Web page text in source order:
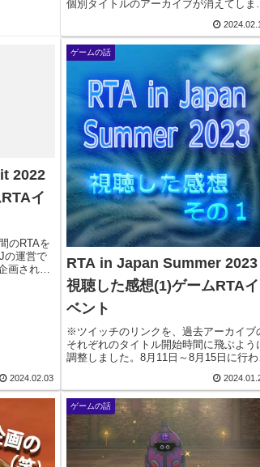
個別タイトルのアーカイブが消えてしまっ
視聴した感想その２リアルタイムで視聴
ていたのですが、バタ...
2022
イ
のRTAを
の運営で
画された
2024.02.03
ゲームの話
RTA in Japan Summer 2023
視聴した感想(1)ゲームRTAイ
ベント
※ツイッチのリンクを、過去アーカイブ
それぞれのタイトル開始時間に飛ぶよう
調整しました。8月11日～8月15日に行わ
大のゲームイベントとなりました。特に
回は100を超える作品...
ゲームの話